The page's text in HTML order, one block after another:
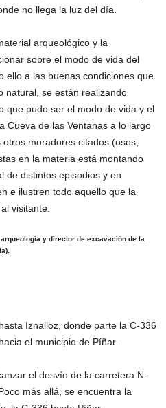
no llega la luz del día.
arqueológico y la
sobre el modo de vida del
ello a las buenas condiciones que
natural, se están realizando
que pudo ser el modo de vida y el
Cueva de las Ventanas a lo largo
moradores citados (osos,
en la materia está montando
de distintos episodios y en
e ilustren todo aquello que la
visitante.
y director de excavación de la
Iznalloz, donde parte la C-336
el municipio de Píñar.
el desvío de la carretera N-
más allá, se encuentra la